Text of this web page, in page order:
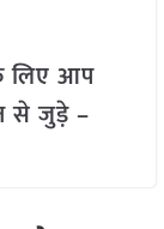
लिए आप
से जुड़े –